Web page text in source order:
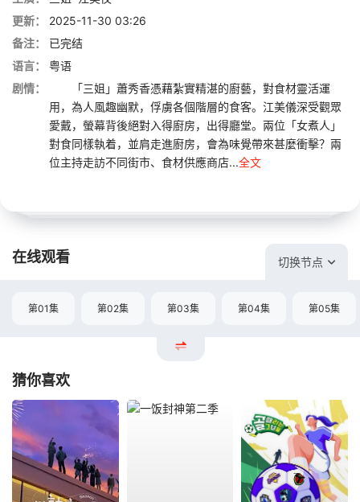
更新：
2025-11-30 03:26
备注：
已完结
语言：
粤语
剧情：
「三姐」蕭秀香憑藉紮實精湛的廚藝，對食材靈活運
用，為人風趣幽默，俘虜各個階層的食客。江美儀深受觀眾
愛戴，螢幕背後絕對入得廚房，出得廳堂。兩位「女煮人」
對食同樣執着，並肩走進廚房，會為味覺帶來甚麼衝擊？兩
位主持走訪不同街市、食材供應商店...全文
在线观看 切换节点
第01集 第02集 第03集 第04集 第05集
猜你喜欢